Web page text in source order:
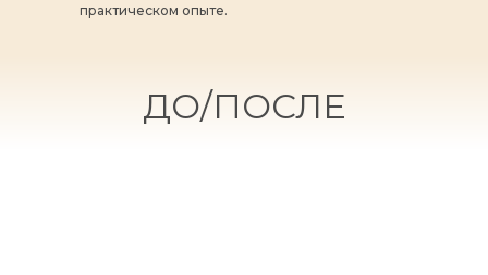
практическом опыте.
ДО/ПОСЛЕ